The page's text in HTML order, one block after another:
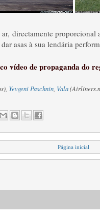
directamente
asas à sua lendária
vídeo de propaganda do
Yevgeni Paschnin Vala
Página inicial